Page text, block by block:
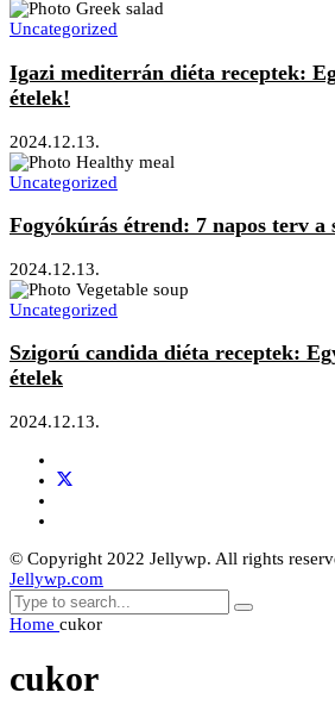
Uncategorized
Igazi mediterrán diéta receptek:
ételek!
2024.12.13.
Uncategorized
Fogyókúrás étrend: 7 napos terv a
2024.12.13.
Uncategorized
Szigorú candida diéta receptek:
ételek
2024.12.13.
© Copyright 2022 Jellywp. All rights
Jellywp.com
Home cukor
cukor